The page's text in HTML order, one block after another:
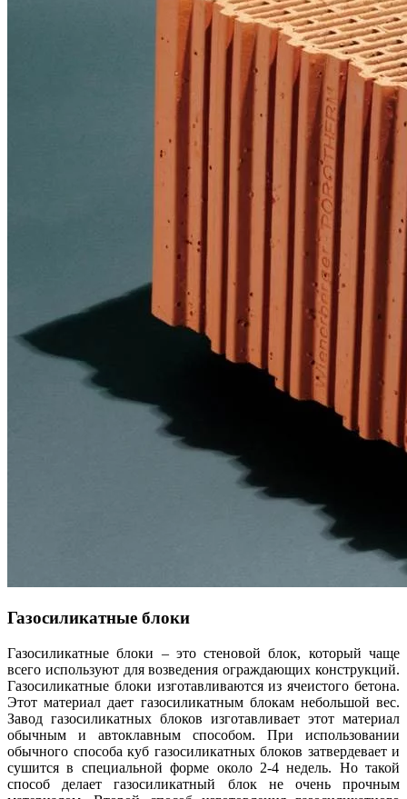
Газосиликатные блоки
Газосиликатные блоки – это стеновой блок, который чаще
всего используют для возведения ограждающих конструкций.
Газосиликатные блоки изготавливаются из ячеистого бетона.
Этот материал дает газосиликатным блокам небольшой вес.
Завод газосиликатных блоков изготавливает этот материал
обычным и автоклавным способом. При использовании
обычного способа куб газосиликатных блоков затвердевает и
сушится в специальной форме около 2-4 недель. Но такой
способ делает газосиликатный блок не очень прочным